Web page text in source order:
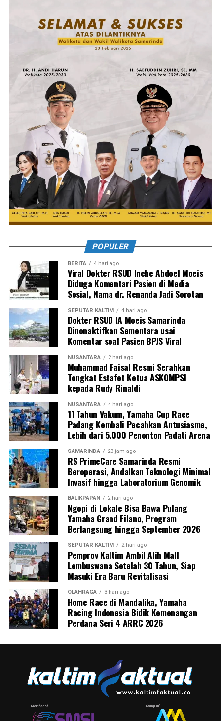
POPULER
BERITA 4 hari ago
Viral Dokter RSUD Inche Abdoel Moeis
Diduga Komentari Pasien di Media
Sosial, Nama dr. Renanda Jadi Sorotan
SEPUTAR KALTIM 4 hari ago
Dokter RSUD IA Moeis Samarinda
Dinonaktifkan Sementara usai
Komentar soal Pasien BPJS Viral
NUSANTARA 2 hari ago
Muhammad Faisal Resmi Serahkan
Tongkat Estafet Ketua ASKOMPSI
kepada Rudy Rinaldi
NUSANTARA 4 hari ago
11 Tahun Vakum, Yamaha Cup Race
Padang Kembali Pecahkan Antusiasme,
Lebih dari 5.000 Penonton Padati Arena
SAMARINDA 23 jam ago
RS PrimeCare Samarinda Resmi
Beroperasi, Andalkan Teknologi Minimal
Invasif hingga Laboratorium Genomik
BALIKPAPAN 2 hari ago
Ngopi di Lokale Bisa Bawa Pulang
Yamaha Grand Filano, Program
Berlangsung hingga September 2026
SEPUTAR KALTIM 2 hari ago
Pemprov Kaltim Ambil Alih Mall
Lembuswana Setelah 30 Tahun, Siap
Masuki Era Baru Revitalisasi
OLAHRAGA 3 hari ago
Home Race di Mandalika, Yamaha
Racing Indonesia Bidik Kemenangan
Perdana Seri 4 ARRC 2026